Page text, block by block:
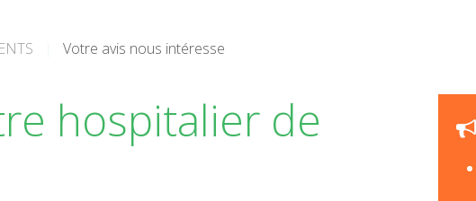
Votre avis nous intéresse
hospitalier de